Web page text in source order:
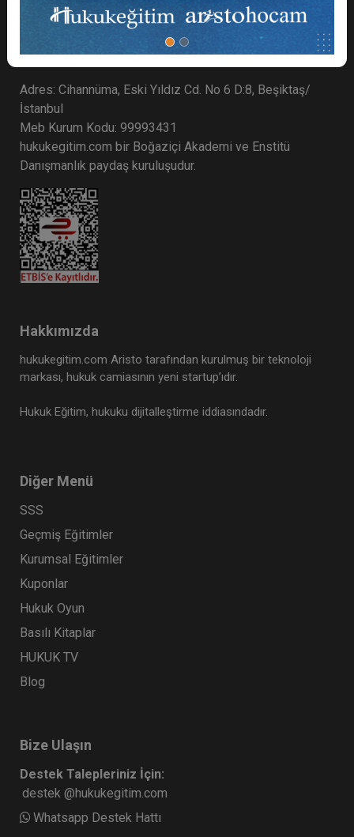
Adres: Cihannüma, Eski Yıldız Cd. No 6 D:8, Beşiktaş/
İstanbul
Meb Kurum Kodu: 99993431
hukukegitim.com bir Boğaziçi Akademi ve Enstitü
Danışmanlık paydaş kuruluşudur.
Hakkımızda
hukukegitim.com Aristo tarafından kurulmuş bir teknoloji
markası, hukuk camiasının yeni startup’ıdır.
Hukuk Eğitim, hukuku dijitalleştirme iddiasındadır.
Diğer Menü
SSS
Geçmiş Eğitimler
Kurumsal Eğitimler
Kuponlar
Hukuk Oyun
Basılı Kitaplar
HUKUK TV
Blog
Bize Ulaşın
Destek Talepleriniz İçin:
destek @hukukegitim.com
Whatsapp Destek Hattı